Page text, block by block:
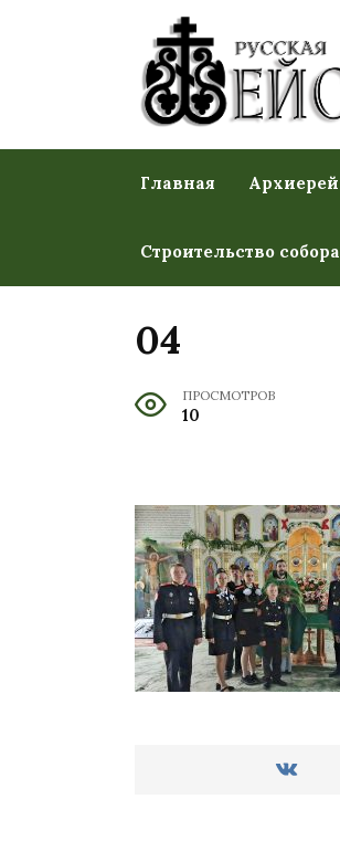
Главная Архиерей
Строительство собора
04
ПРОСМОТРОВ
10